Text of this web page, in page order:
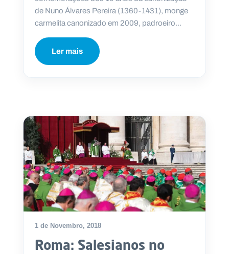
de Nuno Álvares Pereira (1360-1431), monge
carmelita canonizado em 2009, padroeiro...
Ler mais
1 de Novembro, 2018
Roma: Salesianos no